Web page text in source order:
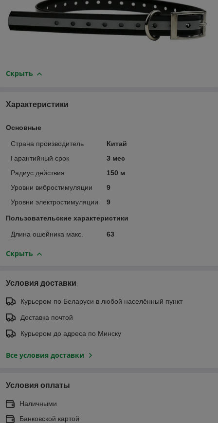
Скрыть
Характеристики
Основные
Страна производитель
Китай
Гарантийный срок
3 мес
Радиус действия
150 м
Уровни вибростимуляции
9
Уровни электростимуляции
9
Пользовательские характеристики
Длина ошейника макс. 63
Скрыть
Условия доставки
Курьером по Беларуси в любой населённый пункт
Доставка почтой
Курьером до адреса по Минску
Все условия доставки
Условия оплаты
Наличными
Банковской картой